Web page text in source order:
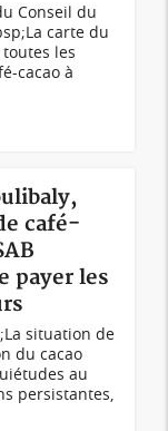
Conseil du
carte du
les
cacao à
café-
payer les
situation de
du cacao
au
persistantes,